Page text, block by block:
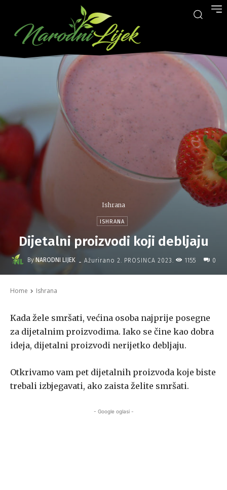
Ishrana
ISHRANA
Dijetalni proizvodi koji debljaju
By NARODNI LIJEK - Ažurirano 2. PROSINCA 2023. 1155 0
Home Ishrana
Kada žele smršati, većina osoba najprije posegne
za dijetalnim proizvodima. Iako se čine kao dobra
ideja, dijetalni proizvodi nerijetko debljaju.
Otkrivamo vam pet dijetalnih proizvoda koje biste
trebali izbjegavati, ako zaista želite smršati.
- Google oglasi -